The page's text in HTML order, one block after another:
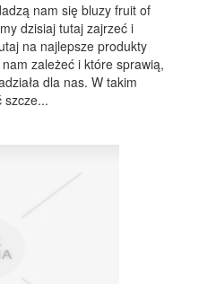
nam się bluzy fruit of
dzisiaj tutaj zajrzeć i
na najlepsze produkty
zależeć i które sprawią,
dla nas. W takim
szcze...